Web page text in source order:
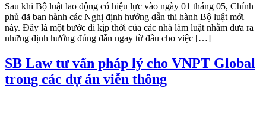
Sau khi Bộ luật lao động có hiệu lực vào ngày 01 tháng 05, Chính
phủ đã ban hành các Nghị định hướng dẫn thi hành Bộ luật mới
này. Đây là một bước đi kịp thời của các nhà làm luật nhằm đưa ra
những định hướng đúng đắn ngay từ đầu cho việc […]
SB Law tư vấn pháp lý cho VNPT Global
trong các dự án viễn thông